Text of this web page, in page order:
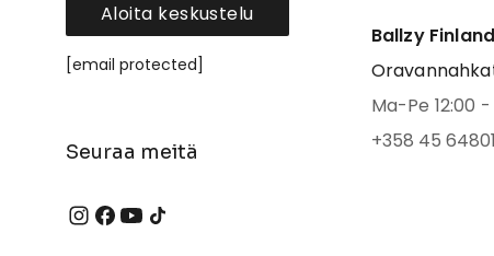
Aloita keskustelu
[email protected]
Seuraa meitä
Ballzy Finland
Ma-Pe 12:00 -
+358 45